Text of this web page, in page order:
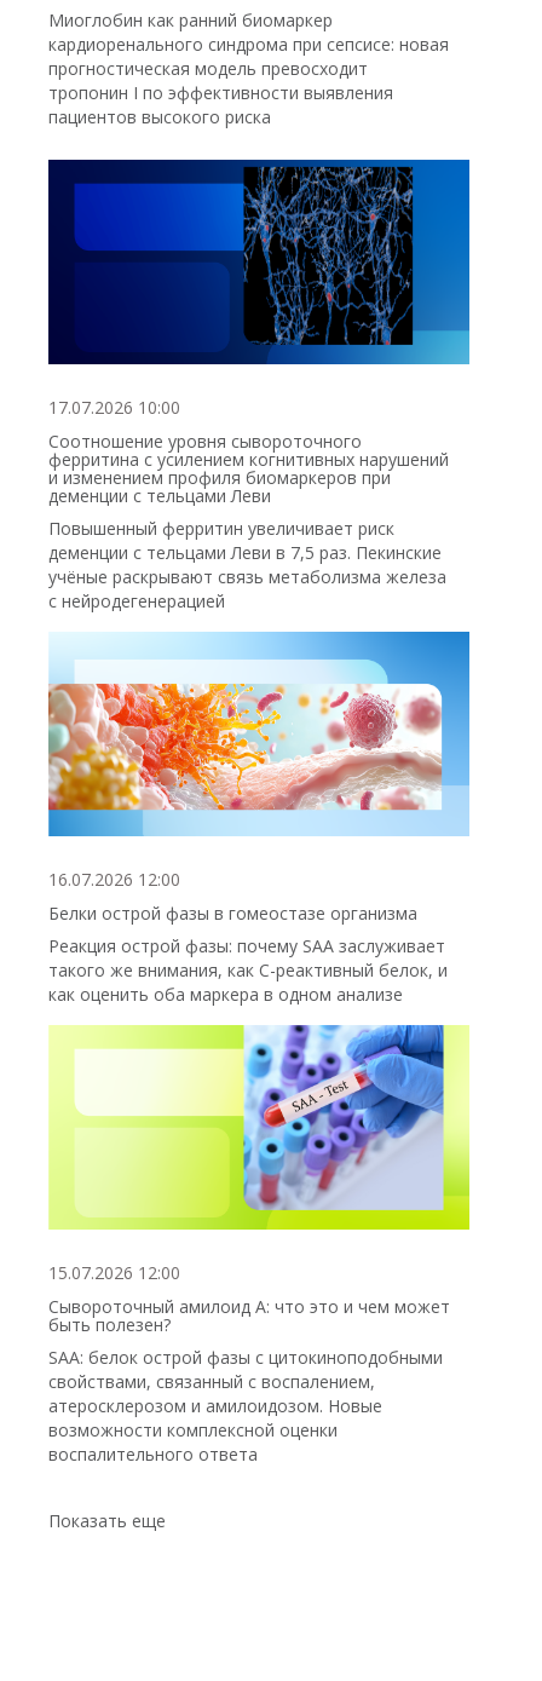
Миоглобин как ранний биомаркер
кардиоренального синдрома при сепсисе: новая
прогностическая модель превосходит
тропонин I по эффективности выявления
пациентов высокого риска
17.07.2026 10:00
Соотношение уровня сывороточного
ферритина с усилением когнитивных нарушений
и изменением профиля биомаркеров при
деменции с тельцами Леви
Повышенный ферритин увеличивает риск
деменции с тельцами Леви в 7,5 раз. Пекинские
учёные раскрывают связь метаболизма железа
с нейродегенерацией
16.07.2026 12:00
Белки острой фазы в гомеостазе организма
Реакция острой фазы: почему SAA заслуживает
такого же внимания, как С-реактивный белок, и
как оценить оба маркера в одном анализе
15.07.2026 12:00
Сывороточный амилоид А: что это и чем может
быть полезен?
SAA: белок острой фазы с цитокиноподобными
свойствами, связанный с воспалением,
атеросклерозом и амилоидозом. Новые
возможности комплексной оценки
воспалительного ответа
Показать еще